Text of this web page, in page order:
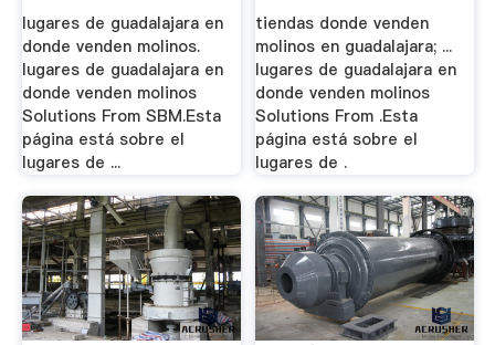
lugares de guadalajara en
donde venden molinos.
lugares de guadalajara en
donde venden molinos
Solutions From SBM.Esta
página está sobre el
lugares de ...
tiendas donde venden
molinos en guadalajara; ...
lugares de guadalajara en
donde venden molinos
Solutions From .Esta
página está sobre el
lugares de .